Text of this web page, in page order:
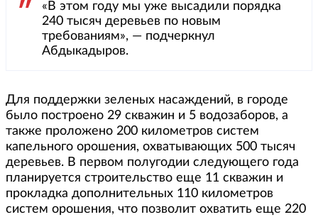
«В этом году мы уже высадили порядка
240 тысяч деревьев по новым
требованиям», — подчеркнул
Абдыкадыров.
Для поддержки зеленых насаждений, в городе
было построено 29 скважин и 5 водозаборов, а
также проложено 200 километров систем
капельного орошения, охватывающих 500 тысяч
деревьев. В первом полугодии следующего года
планируется строительство еще 11 скважин и
прокладка дополнительных 110 километров
систем орошения, что позволит охватить еще 220